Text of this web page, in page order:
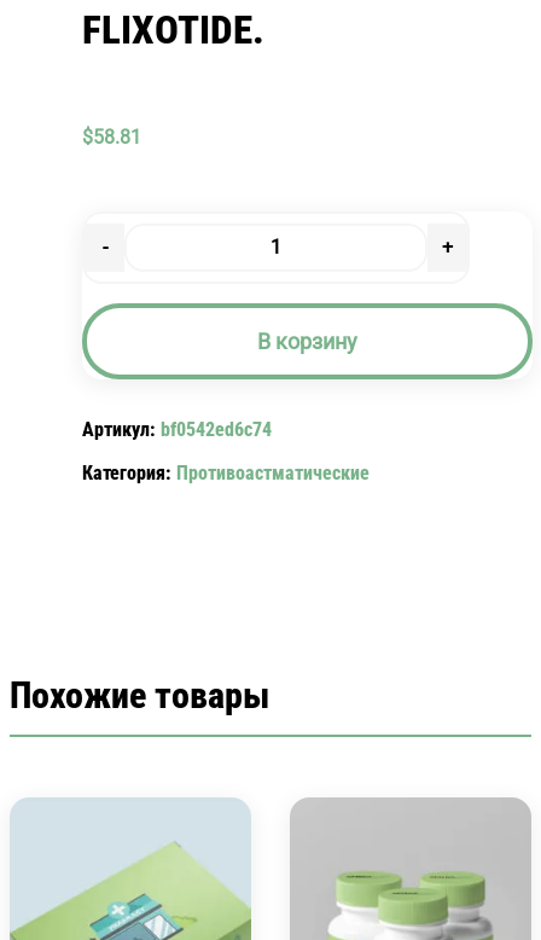
FLIXOTIDE.
$58.81
-
ФЛИКСОТИД
ЭВОХАЛЕР125МКГ120ДОЗ
FLIXOTIDE.
+
В корзину
Артикул: bf0542ed6c74
Категория: Противоастматические
Похожие товары